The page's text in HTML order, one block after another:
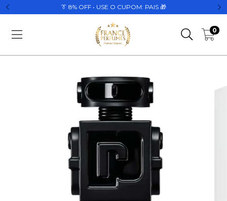
👔 8% OFF • USE O CUPOM: PAIS 🎁
0